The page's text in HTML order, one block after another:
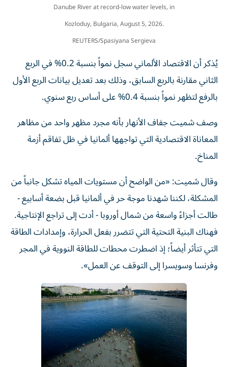
Danube River at record-low water levels, in
Kozloduy, Bulgaria, August 5, 2026.
REUTERS/Spasiyana Sergieva
يُذكر أن الاقتصاد الألماني سجل نمواً بنسبة 0.2% في الربع
الثاني مقارنة بالربع السابق، وذلك بعد تعديل بيانات الربع الأول
بالرفع لتظهر نمواً بنسبة 0.4% على أساس ربع سنوي.
وصف شميت جفاف الأنهار بأنه مجرد مظهر واحد من مظاهر
المعاناة الاقتصادية التي تواجهها ألمانيا في ظل تفاقم أزمة
المناخ.
وقال شميت: «من الواضح أن مستويات المياه تشكل جانباً من
المشكلة، لكننا شهدنا موجة حر في ألمانيا قبل بضعة أسابيع -
طالت أجزاءً واسعة من شمال أوروبا - أدت إلى تراجع الإنتاجية.
فهناك البنية التحتية التي تتضرر بفعل الحرارة، وإمدادات الطاقة
التي تتأثر أيضاً؛ إذ اضطرت محطات للطاقة النووية في المجر
وفرنسا وسويسرا إلى التوقف عن العمل».